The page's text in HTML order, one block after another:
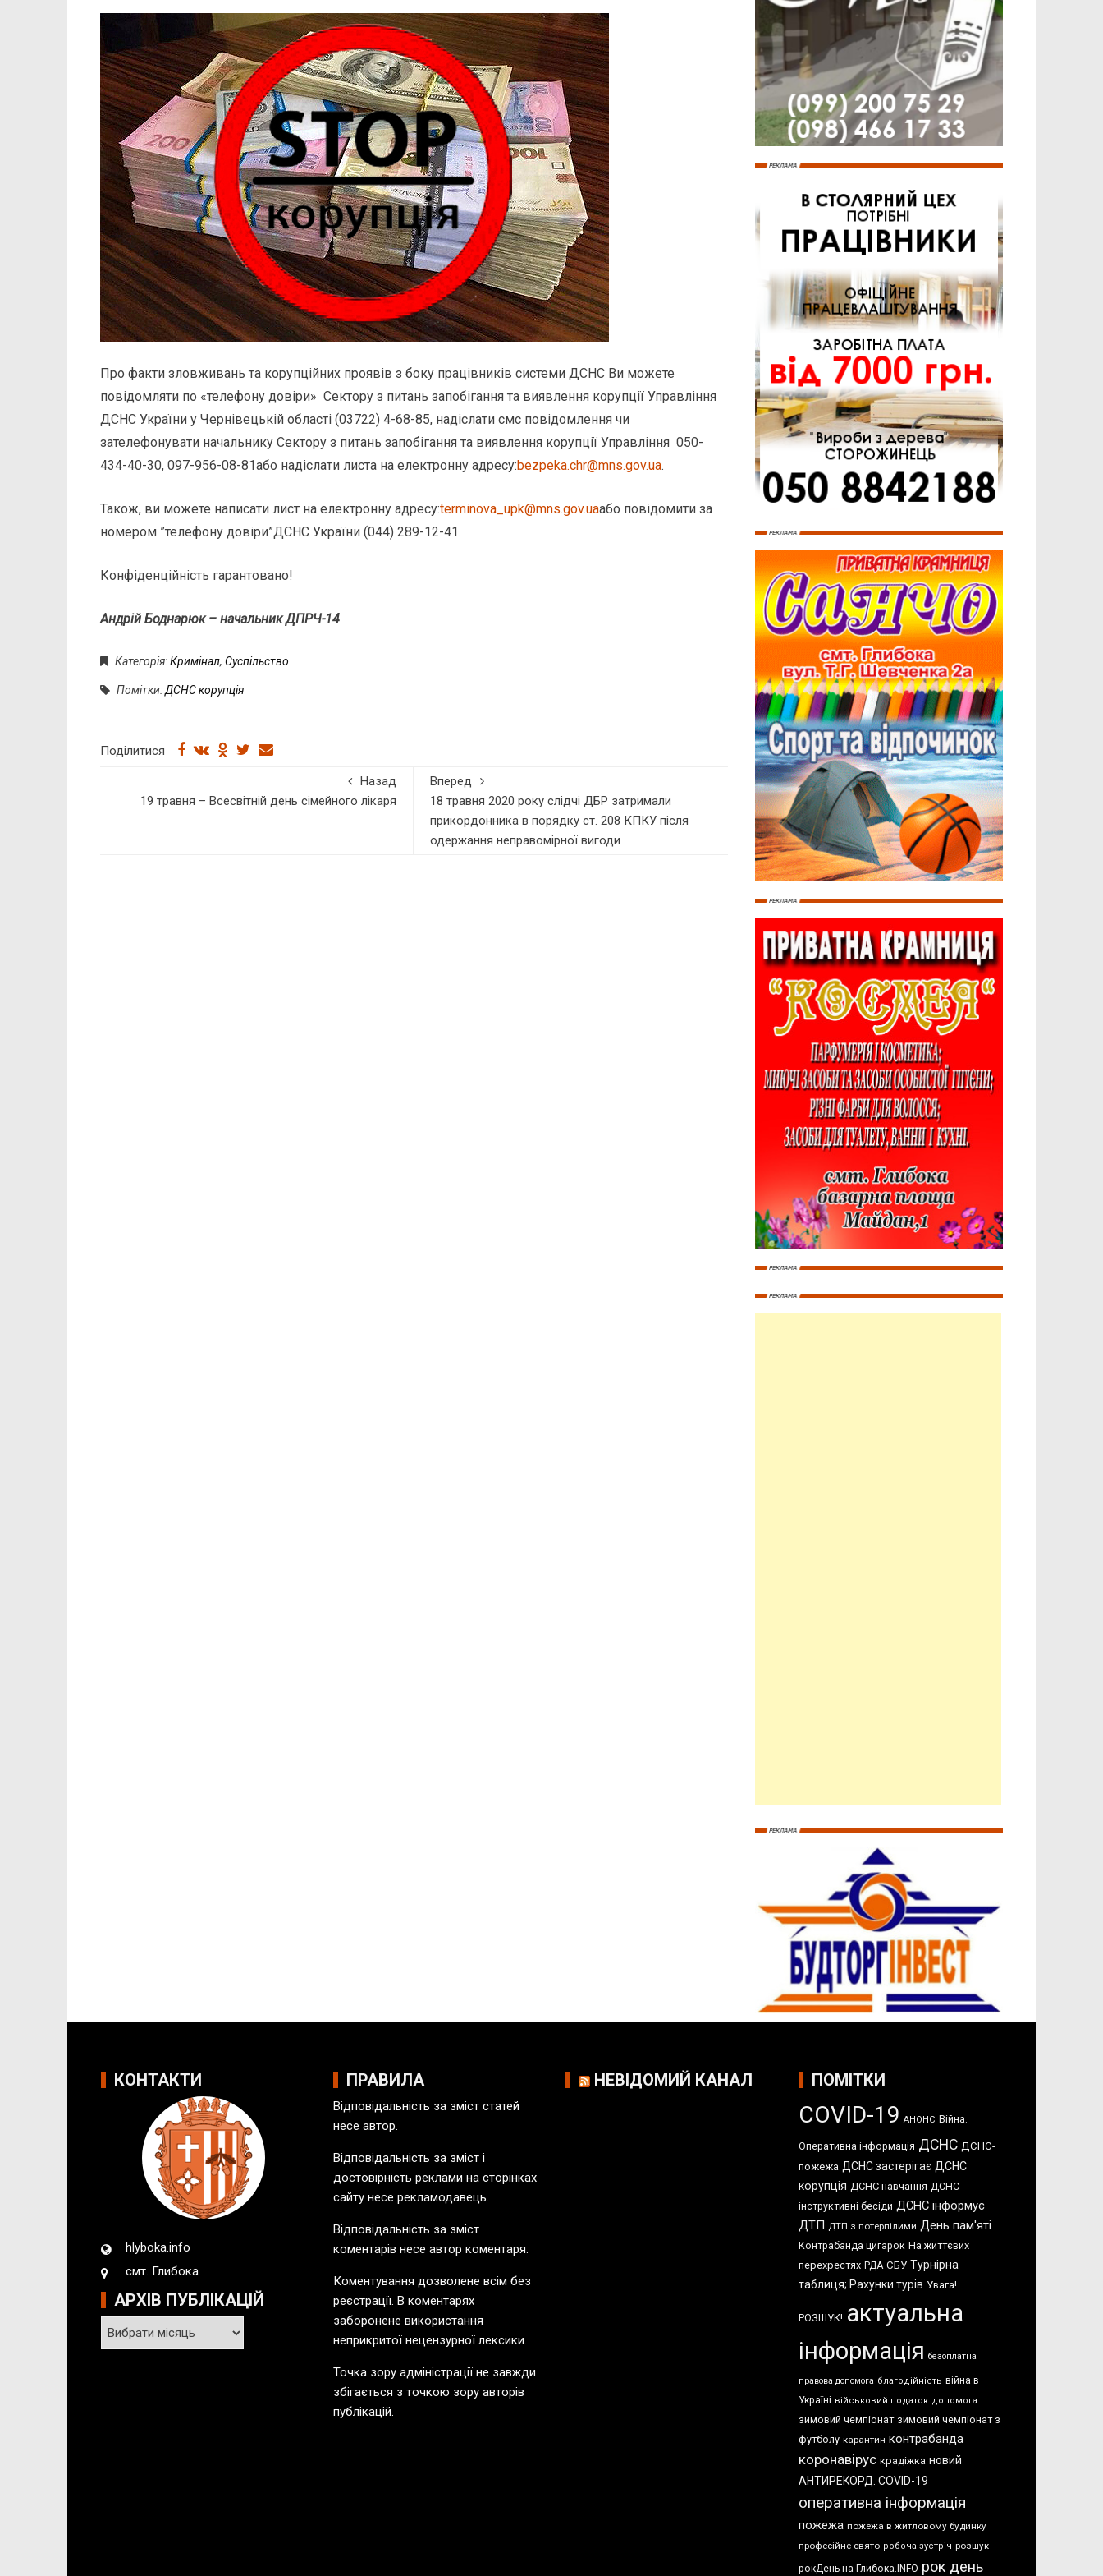
Про факти зловживань та корупційних проявів з боку працівників системи ДСНС Ви можете
повідомляти по «телефону довіри» Сектору з питань запобігання та виявлення корупції Управління
ДСНС України у Чернівецькій області (03722) 4-68-85, надіслати смс повідомлення чи
зателефонувати начальнику Сектору з питань запобігання та виявлення корупції Управління 050-
434-40-30, 097-956-08-81або надіслати листа на електронну адресу:bezpeka.chr@mns.gov.ua.
Також, ви можете написати лист на електронну адресу:terminova_upk@mns.gov.uaабо повідомити за
номером ”телефону довіри”ДСНС України (044) 289-12-41.
Конфіденційність гарантовано!
Андрій Боднарюк – начальник ДПРЧ-14
Категорія:Кримінал, Суспільство
Помітки:ДСНС корупція
Поділитися
Назад
19 травня – Всесвітній день сімейного лікаря
Вперед
18 травня 2020 року слідчі ДБР затримали
прикордонника в порядку ст. 208 КПКУ після
одержання неправомірної вигоди
КОНТАКТИ
hlyboka.info
смт. Глибока
АРХІВ ПУБЛІКАЦІЙ
А
р
ПРАВИЛА
Відповідальність за зміст статей
несе автор.
Відповідальність за зміст і
достовірність реклами на сторінках
сайту несе рекламодавець.
Відповідальність за зміст
коментарів несе автор коментаря.
Коментування дозволене всім без
реєстрації. В коментарях
заборонене використання
неприкритої нецензурної лексики.
Точка зору адміністрації не завжди
збігається з точкою зору авторів
публікацій.
НЕВІДОМИЙ КАНАЛ ПОМІТКИ
COVID-19 АНОНС Війна.
Оперативна інформація ДСНС ДСНС-
пожежа ДСНС застерігає ДСНС
корупція ДСНС навчання ДСНС
інструктивні бесіди ДСНС інформує
ДТП ДТП з потерпілими День пам'яті
Контрабанда цигарок На життєвих
перехрестях РДА СБУ Турнірна
таблиця; Рахунки турів Увага!
РОЗШУК! актуальна
інформація безоплатна
правова допомога благодійність війна в
Україні військовий податок допомога
зимовий чемпіонат зимовий чемпіонат з
футболу карантин контрабанда
коронавірус крадіжка новий
АНТИРЕКОРД. COVID-19
оперативна інформація
пожежа пожежа в житловому будинку
професійне свято робоча зустріч розшук
рокДень на Глибока.INFO рок день